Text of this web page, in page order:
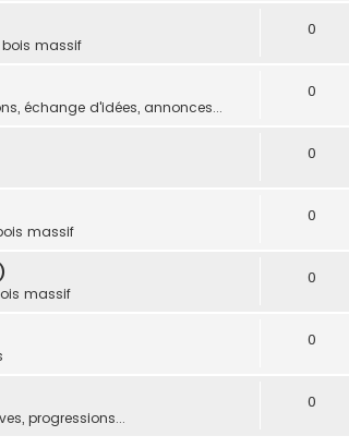
bois massif
0
échange d'idées, annonces...
0
0
massif
0
massif
0
0
progressions...
0